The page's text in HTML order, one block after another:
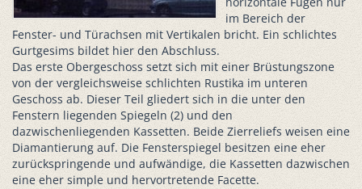
im Bereich der
Fenster- und Türachsen mit Vertikalen bricht. Ein schlichtes
Gurtgesims bildet hier den Abschluss.
Das erste Obergeschoss setzt sich mit einer Brüstungszone
von der vergleichsweise schlichten Rustika im unteren
Geschoss ab. Dieser Teil gliedert sich in die unter den
Fenstern liegenden Spiegeln (2) und den
dazwischenliegenden Kassetten. Beide Zierreliefs weisen eine
Diamantierung auf. Die Fensterspiegel besitzen eine eher
zurückspringende und aufwändige, die Kassetten dazwischen
eine eher simple und hervortretende Facette.